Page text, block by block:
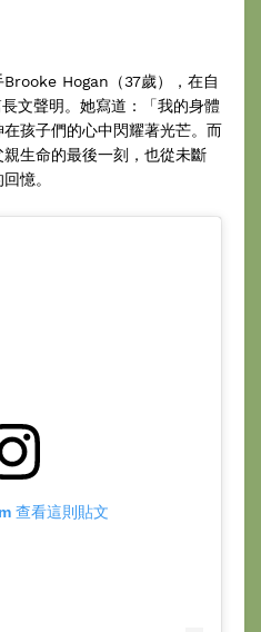
Hogan（37歲），在自
文聲明。她寫道：「我的身體
孩子們的心中閃耀著光芒。而
生命的最後一刻，也從未斷
憶。
查看這則貼文